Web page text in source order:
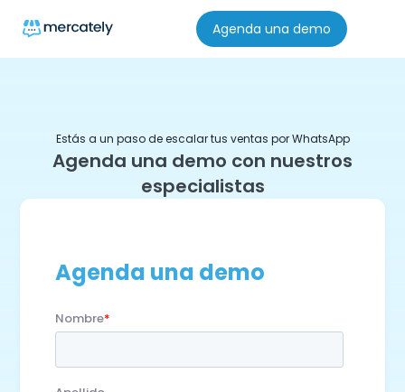
Agenda una demo
Estás a un paso de escalar tus ventas por WhatsApp
Agenda una demo con nuestros
especialistas